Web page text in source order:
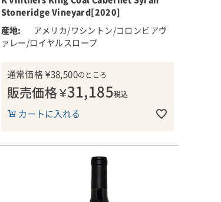
受ける赤ワインです！
■ワイン名の由来
ケイ・ヴィントナーズの創業者チャール
ズ・スミスが頻繁に訪れていた、ワシント
ロフォード製材所」に由来しています。そ
れていた古い石炭ストーブから着想を得
て、「キング・コール(石炭王)」という名
Stoneridge Vineyard[2020]
アメリカ/ワシントン/コロンビアヴ
ァレー/ロイヤルスロープ
通常価格 ¥38,500のところ
販売価格¥31,185税込
カートに入れる